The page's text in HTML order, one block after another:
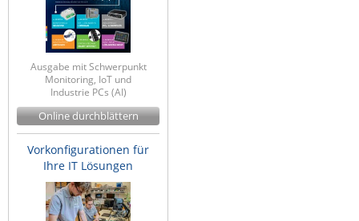
Milesight
Moxa
Netio
Panorama Antennas
PatchSee
Power Kingdom
Poynting
Raritan
Ausgabe mit Schwerpunkt
Monitoring, IoT und
Industrie PCs (AI)
Online durchblättern
Vorkonfigurationen für
Ihre IT Lösungen